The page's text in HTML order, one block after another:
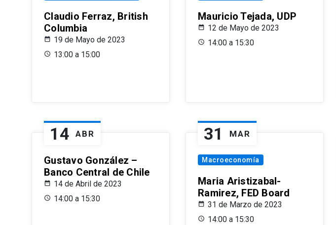
Claudio Ferraz, British
Columbia
19 de Mayo de 2023
13:00 a 15:00
Mauricio Tejada, UDP
12 de Mayo de 2023
14:00 a 15:30
14 ABR
Gustavo González –
Banco Central de Chile
14 de Abril de 2023
14:00 a 15:30
31 MAR
Macroeconomía
Maria Aristizabal-
Ramirez, FED Board
31 de Marzo de 2023
14:00 a 15:30